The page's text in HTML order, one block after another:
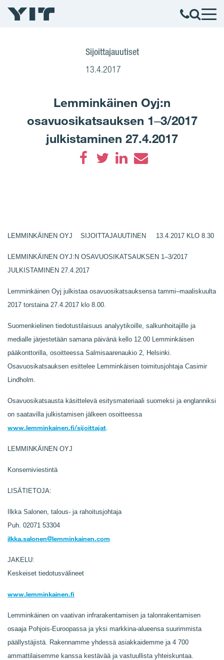
Sijoittajauutiset
13.4.2017
Lemminkäinen Oyj:n
osavuosikatsauksen 1‒3/2017
julkistaminen 27.4.2017
LEMMINKÄINEN OYJ SIJOITTAJAUUTINEN 13.4.2017 KLO 8.30
LEMMINKÄINEN OYJ:N OSAVUOSIKATSAUKSEN 1‒3/2017
JULKISTAMINEN 27.4.2017
Lemminkäinen Oyj julkistaa osavuosikatsauksensa tammi‒maaliskuulta
2017 torstaina 27.4.2017 klo 8.00.
Suomenkielinen tiedotustilaisuus analyytikoille, salkunhoitajille ja
medialle järjestetään samana päivänä kello 12.00 Lemminkäisen
pääkonttorilla, osoitteessa Salmisaarenaukio 2, Helsinki.
Osavuosikatsauksen esittelee Lemminkäisen toimitusjohtaja Casimir
Lindholm.
Osavuosikatsausta käsittelevä esitysmateriaali suomeksi ja englanniksi
on saatavilla julkistamisen jälkeen osoitteessa
www.lemminkainen.fi/sijoittajat.
LEMMINKÄINEN OYJ
Konserniviestintä
LISÄTIETOJA:
Ilkka Salonen, talous- ja rahoitusjohtaja
Puh. 02071 53304
ilkka.salonen@lemminkainen.com
JAKELU:
Keskeiset tiedotusvälineet
www.lemminkainen.fi
Lemminkäinen on vaativan infrarakentamisen ja talonrakentamisen
osaaja Pohjois-Euroopassa ja yksi markkina-alueensa suurimmista
päällystäjistä. Rakennamme yhdessä asiakkaidemme ja 4 700
ammattilaisemme kanssa kestävää ja vastuullista yhteiskuntaa.